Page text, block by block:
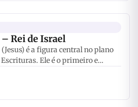
Rei de Israel
é a figura central no plano
Escrituras. Ele é o primeiro e…